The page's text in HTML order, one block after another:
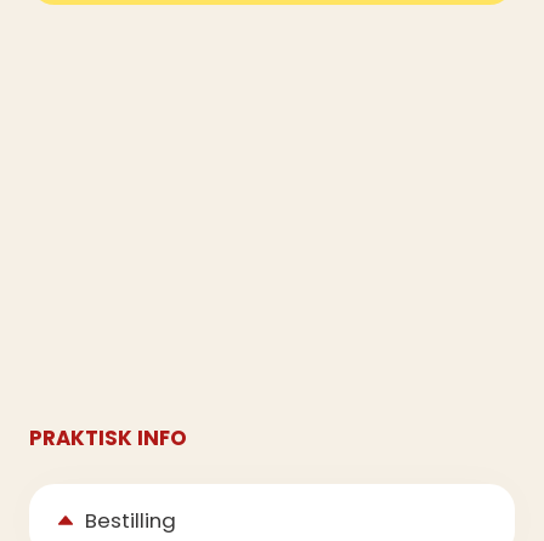
PRAKTISK INFO
Bestilling